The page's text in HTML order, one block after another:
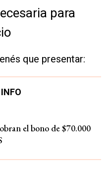
para
que presentar:
el bono de $70.000